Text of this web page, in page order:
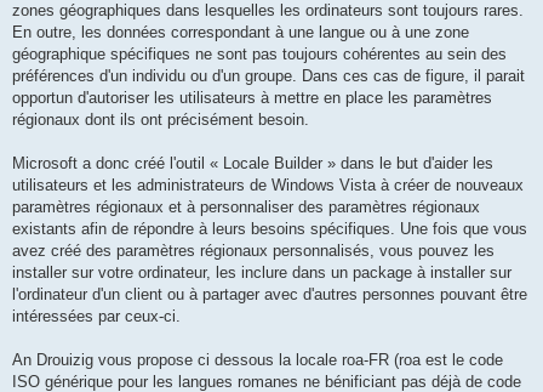
zones géographiques dans lesquelles les ordinateurs sont toujours rares.
En outre, les données correspondant à une langue ou à une zone
géographique spécifiques ne sont pas toujours cohérentes au sein des
préférences d'un individu ou d'un groupe. Dans ces cas de figure, il parait
opportun d'autoriser les utilisateurs à mettre en place les paramètres
régionaux dont ils ont précisément besoin.
Microsoft a donc créé l'outil « Locale Builder » dans le but d'aider les
utilisateurs et les administrateurs de Windows Vista à créer de nouveaux
paramètres régionaux et à personnaliser des paramètres régionaux
existants afin de répondre à leurs besoins spécifiques. Une fois que vous
avez créé des paramètres régionaux personnalisés, vous pouvez les
installer sur votre ordinateur, les inclure dans un package à installer sur
l'ordinateur d'un client ou à partager avec d'autres personnes pouvant être
intéressées par ceux-ci.
An Drouizig vous propose ci dessous la locale roa-FR (roa est le code
ISO générique pour les langues romanes ne bénificiant pas déjà de code